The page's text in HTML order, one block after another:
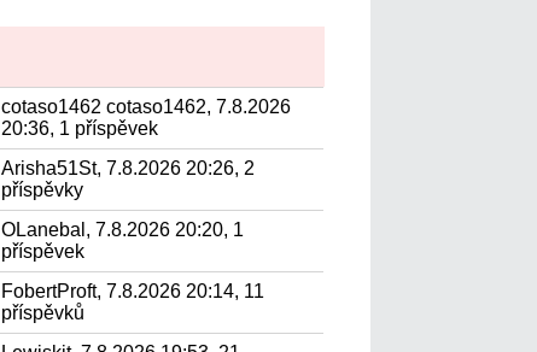
cotaso1462 cotaso1462, 7.8.2026
20:36, 1 příspěvek
Arisha51St, 7.8.2026 20:26, 2
příspěvky
OLanebal, 7.8.2026 20:20, 1
příspěvek
FobertProft, 7.8.2026 20:14, 11
příspěvků